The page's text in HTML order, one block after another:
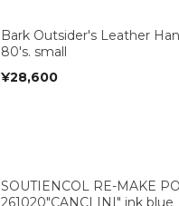
Bark Outsider's Leather
80's. small
¥28,600
SOUTIENCOL RE-MAKE